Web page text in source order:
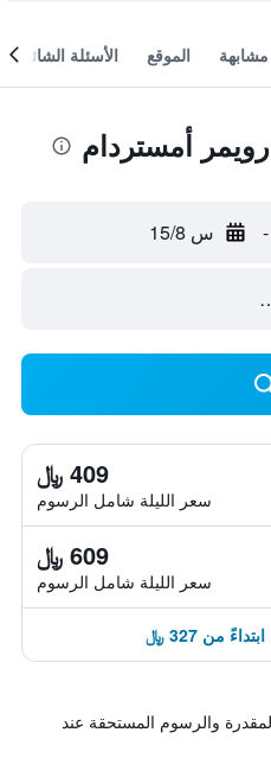
الموقع الأسئلة الشائعة
أمستردام
- س 15/8
409 ﷼
سعر الليلة شامل الرسوم
609 ﷼
سعر الليلة شامل الرسوم
والرسوم المستحقة عند